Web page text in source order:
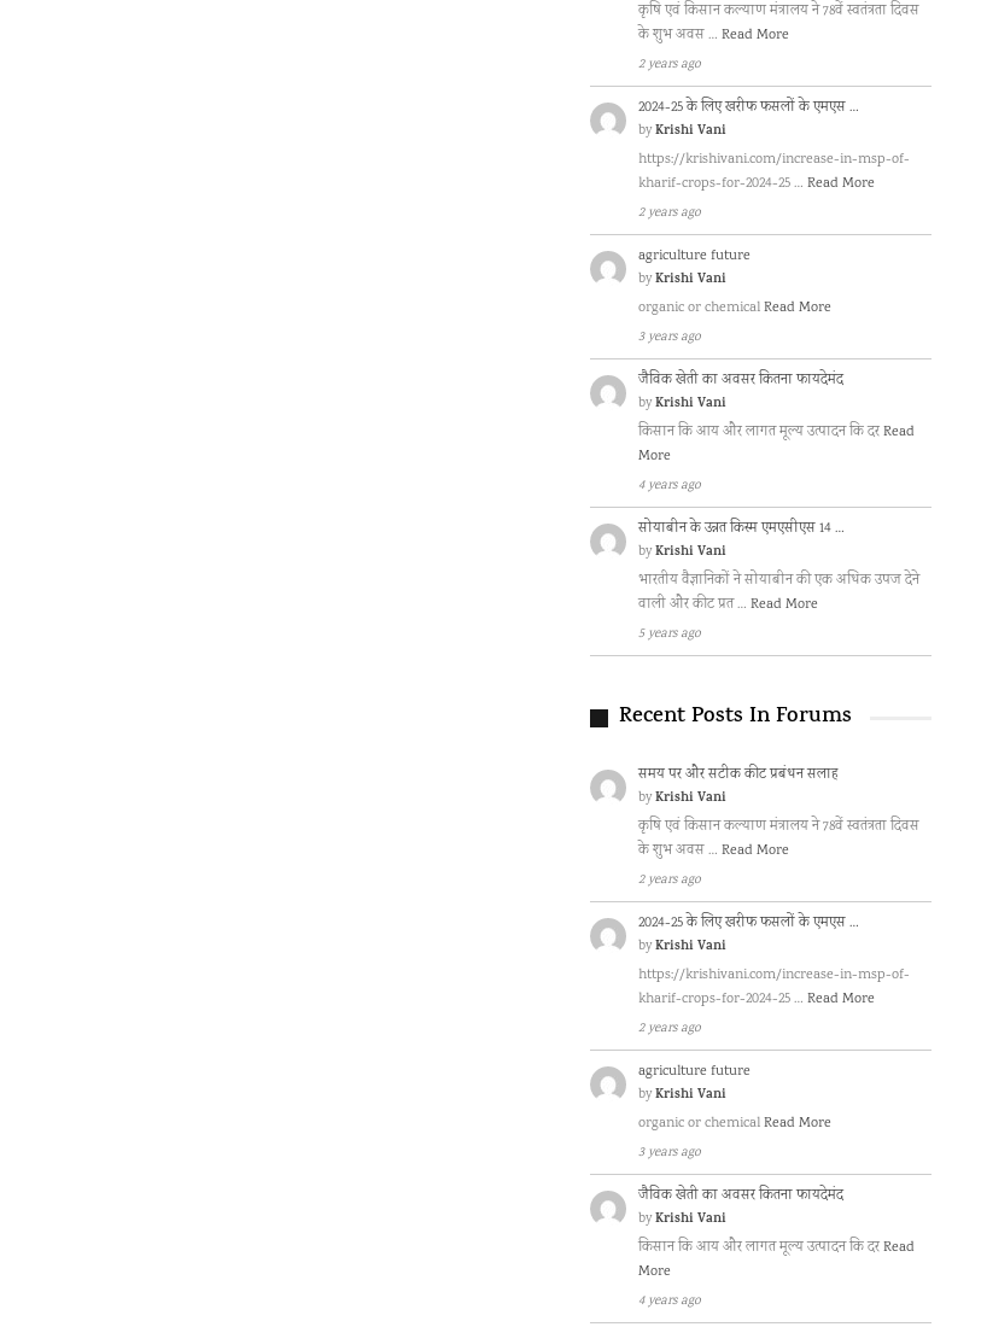
कृषि एवं किसान कल्याण मंत्रालय ने 78वें स्वतंत्रता दिवस
के शुभ अवस … Read More
2 years ago
2024-25 के लिए खरीफ फसलों के एमएस …
byKrishi Vani
https://krishivani.com/increase-in-msp-of-
kharif-crops-for-2024-25 … Read More
2 years ago
agriculture future
byKrishi Vani
organic or chemicalRead More
3 years ago
जैविक खेती का अवसर कितना फायदेमंद
byKrishi Vani
किसान कि आय और लागत मूल्य उत्पादन कि दरRead
More
4 years ago
सोयाबीन के उन्नत किस्म एमएसीएस 14 …
byKrishi Vani
भारतीय वैज्ञानिकों ने सोयाबीन की एक अधिक उपज देने
वाली और कीट प्रत … Read More
5 years ago
Recent Posts In Forums
समय पर और सटीक कीट प्रबंधन सलाह
byKrishi Vani
कृषि एवं किसान कल्याण मंत्रालय ने 78वें स्वतंत्रता दिवस
के शुभ अवस … Read More
2 years ago
2024-25 के लिए खरीफ फसलों के एमएस …
byKrishi Vani
https://krishivani.com/increase-in-msp-of-
kharif-crops-for-2024-25 … Read More
2 years ago
agriculture future
byKrishi Vani
organic or chemicalRead More
3 years ago
जैविक खेती का अवसर कितना फायदेमंद
byKrishi Vani
किसान कि आय और लागत मूल्य उत्पादन कि दरRead
More
4 years ago